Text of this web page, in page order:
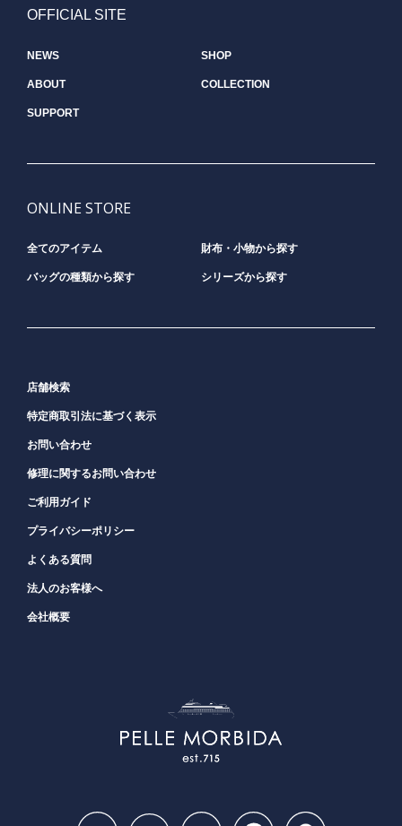
OFFICIAL SITE
NEWS SHOP
ABOUT COLLECTION
SUPPORT
ONLINE STORE
全てのアイテム 財布・小物から探す
バッグの種類から探す シリーズから探す
店舗検索
特定商取引法に基づく表示
お問い合わせ
修理に関するお問い合わせ
ご利用ガイド
プライバシーポリシー
よくある質問
法人のお客様へ
会社概要